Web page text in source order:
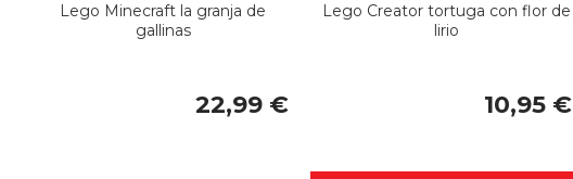
Lego Minecraft la granja de
gallinas
22,99 €
Lego Creator tortuga con flor de
lirio
10,95 €